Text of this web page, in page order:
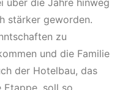
stärker geworden.
zu
und die Familie
der Hotelbau, das
Etappe, soll so